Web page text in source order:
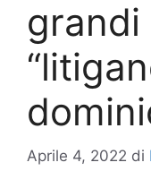
Aprile 4, 2022 di